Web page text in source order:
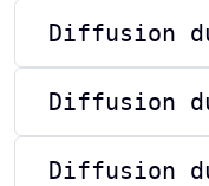
Diffusion
Diffusion
Diffusion